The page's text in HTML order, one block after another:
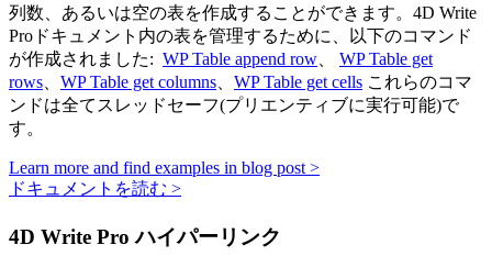
列数、あるいは空の表を作成することができます。4D Write
Proドキュメント内の表を管理するために、以下のコマンド
が作成されました: WP Table append row
WP Table get
rows
WP Table get columns WP Table get cells これらのコマ
ンドは全てスレッドセーフ(プリエンティブに実行可能)で
す。
Learn more and find examples in blog post >
ドキュメントを読む >
4D Write Pro ハイパーリンク